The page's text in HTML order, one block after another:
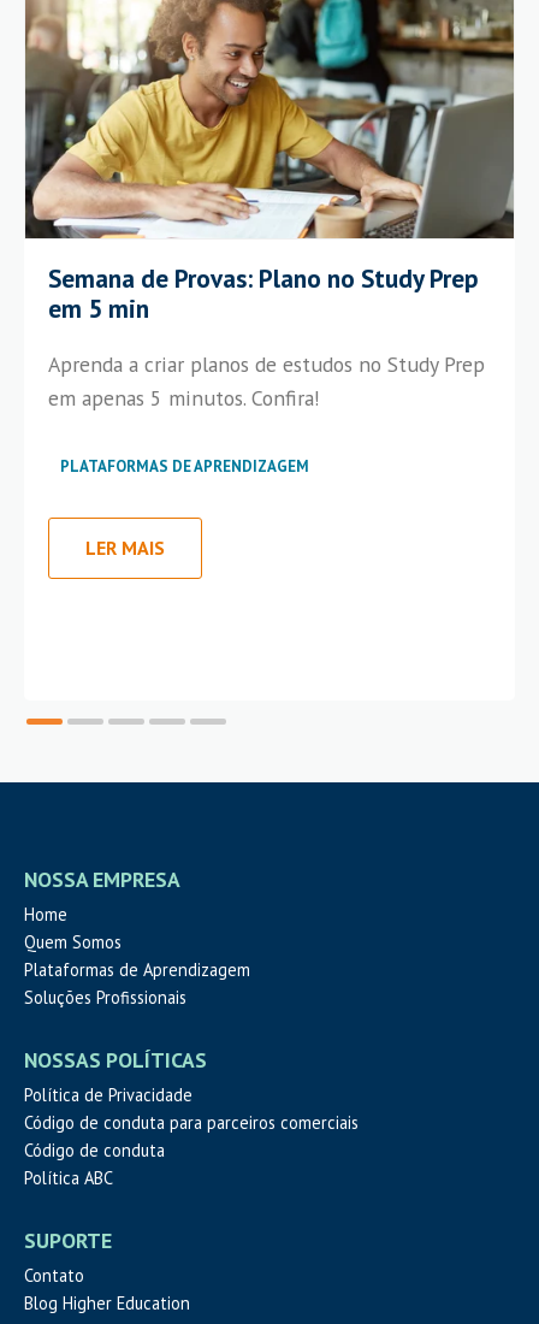
Semana de Provas: Plano no Study Prep
em 5 min
Aprenda a criar planos de estudos no Study Prep
em apenas 5 minutos. Confira!
PLATAFORMAS DE APRENDIZAGEM
LER MAIS
NOSSA EMPRESA
Home
Quem Somos
Plataformas de Aprendizagem
Soluções Profissionais
NOSSAS POLÍTICAS
Política de Privacidade
Código de conduta para parceiros comerciais
Código de conduta
Política ABC
SUPORTE
Contato
Blog Higher Education